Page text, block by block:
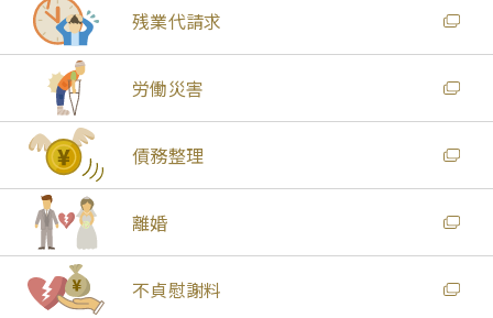
残業代請求
労働災害
債務整理
離婚
不貞慰謝料